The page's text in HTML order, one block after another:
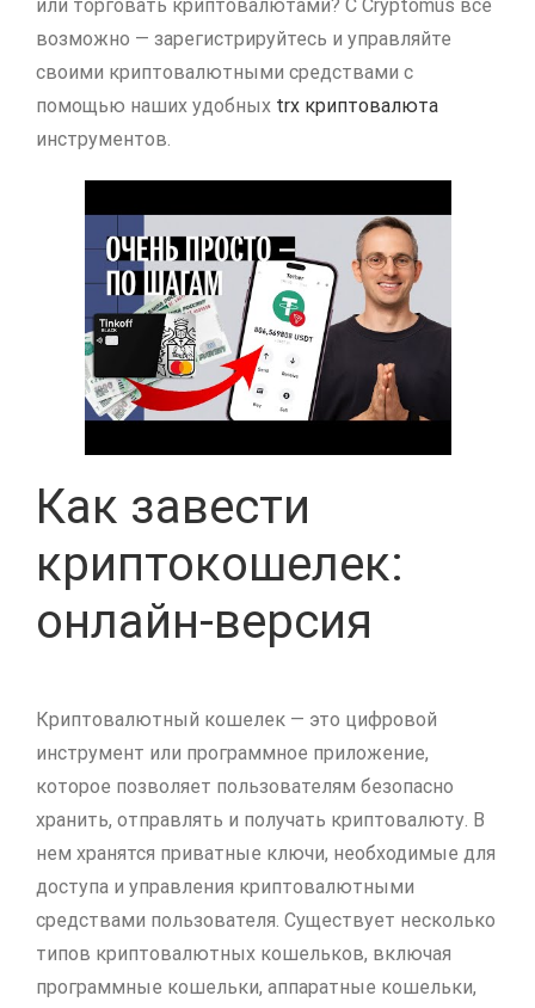
или торговать криптовалютами? С Cryptomus все
возможно — зарегистрируйтесь и управляйте
своими криптовалютными средствами с
помощью наших удобных trx криптовалюта
инструментов.
Как завести
криптокошелек:
онлайн-версия
Криптовалютный кошелек — это цифровой
инструмент или программное приложение,
которое позволяет пользователям безопасно
хранить, отправлять и получать криптовалюту. В
нем хранятся приватные ключи, необходимые для
доступа и управления криптовалютными
средствами пользователя. Существует несколько
типов криптовалютных кошельков, включая
программные кошельки, аппаратные кошельки,